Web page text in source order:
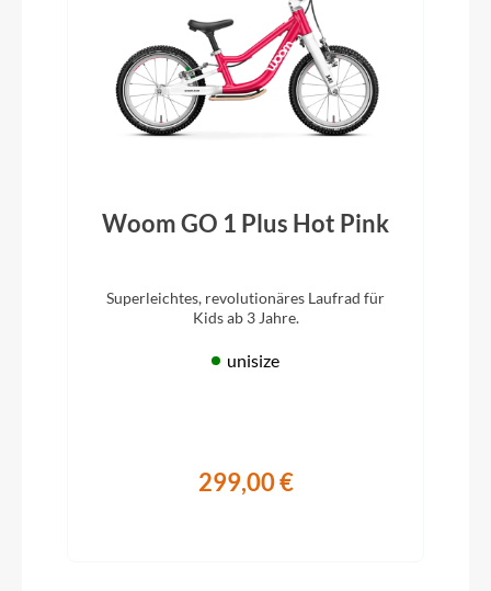
Woom GO 1 Plus Hot Pink
Superleichtes, revolutionäres Laufrad für
Kids ab 3 Jahre.
unisize
299,00 €